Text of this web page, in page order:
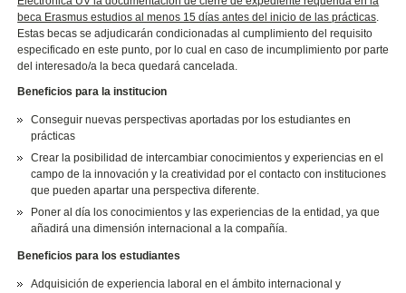
beca Erasmus estudios al menos 15 días antes del inicio de las prácticas.
Estas becas se adjudicarán condicionadas al cumplimiento del requisito
especificado en este punto, por lo cual en caso de incumplimiento por parte
del interesado/a la beca quedará cancelada.
Beneficios para la institucion
Conseguir nuevas perspectivas aportadas por los estudiantes en
prácticas
Crear la posibilidad de intercambiar conocimientos y experiencias en el
campo de la innovación y la creatividad por el contacto con instituciones
que pueden apartar una perspectiva diferente.
Poner al día los conocimientos y las experiencias de la entidad, ya que
añadirá una dimensión internacional a la compañía.
Beneficios para los estudiantes
Adquisición de experiencia laboral en el ámbito internacional y